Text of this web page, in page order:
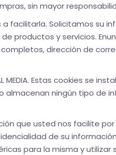
sin mayor
facilitarla. Solicitamos su
productos y servicios.
dirección de
Estas cookies se
almacenan ningún tipo de
que usted nos facilite
de su
para la misma y utilizar